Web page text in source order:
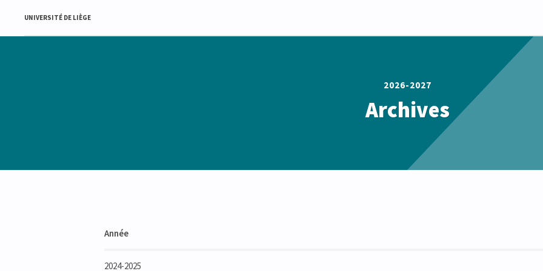
UNIVERSITÉ DE LIÈGE
2026-2027
Archives
Année
2024-2025